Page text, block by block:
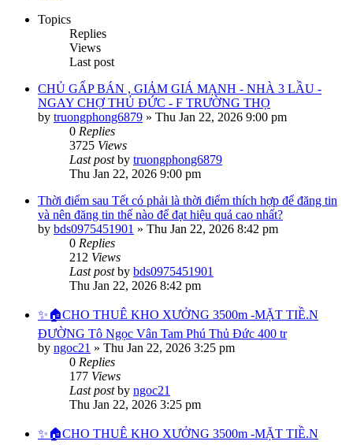
Topics
Replies
Views
Last post
CHỦ GẤP BÁN , GIẢM GIÁ MẠNH - NHÀ 3 LẦU -
NGAY CHỢ THỦ ĐỨC - F TRƯỜNG THỌ
by truongphong6879 » Thu Jan 22, 2026 9:00 pm
0 Replies
3725 Views
Last postby truongphong6879
Thu Jan 22, 2026 9:00 pm
Thời điểm sau Tết có phải là thời điểm thích hợp để đăng tin
và nên đăng tin thế nào để đạt hiệu quả cao nhất?
by bds0975451901 » Thu Jan 22, 2026 8:42 pm
0 Replies
212 Views
Last postby bds0975451901
Thu Jan 22, 2026 8:42 pm
✨🏠CHO THUÊ KHO XƯỞNG 3500m -MẶT TIỀ.N
ĐƯỜNG Tô Ngọc Vân Tam Phú Thủ Đức 400 tr
by ngoc21 » Thu Jan 22, 2026 3:25 pm
0 Replies
177 Views
Last postby ngoc21
Thu Jan 22, 2026 3:25 pm
✨🏠CHO THUÊ KHO XƯỞNG 3500m -MẶT TIỀ.N